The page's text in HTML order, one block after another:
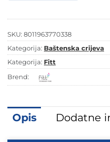
SKU: 8011963770338
Kategorija: Baštenska crijeva
Kategorija: Fitt
Brend:
Opis Dodatne